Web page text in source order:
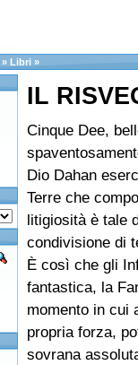
» Libri »
IL
Cinque Dee,
Dio Dahan
Terre che
litigiosità è tale
condivisione di
È così che gli
fantastica, la
momento in cui
propria forza,
sovrana